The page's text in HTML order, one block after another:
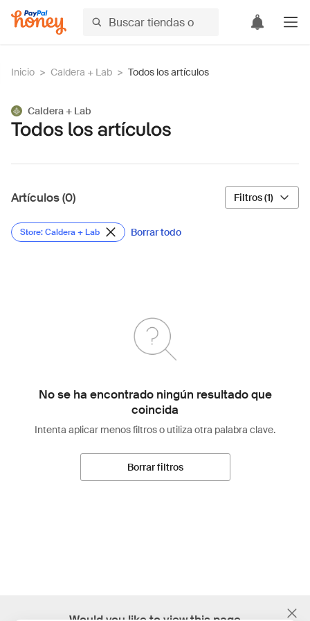
Inicio > Caldera + Lab > Todos los artículos
Caldera + Lab
Todos los artículos
Artículos (0) Filtros (1)
Store: Caldera + Lab Borrar todo
No se ha encontrado ningún resultado que
coincida
Intenta aplicar menos filtros o utiliza otra palabra clave.
Borrar filtros